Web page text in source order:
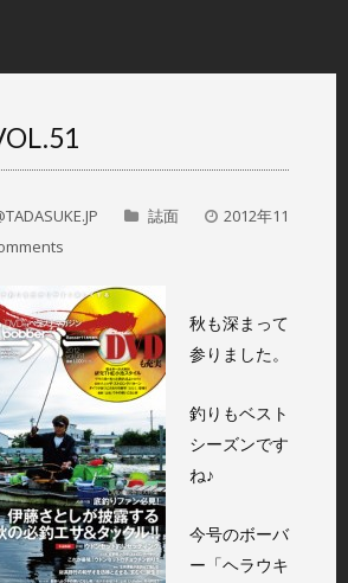
誌面
2012年11
秋も深まって
参りました。
釣りもベスト
シーズンです
ね♪
今号のボーバ
ー「ヘラウキ